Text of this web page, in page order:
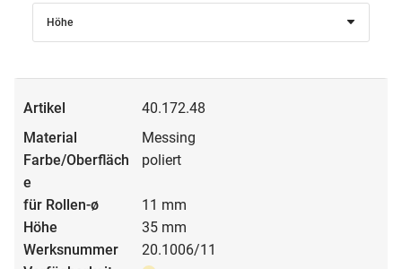
Höhe
40.172.48
Messing
poliert
11 mm
35 mm
20.1006/11